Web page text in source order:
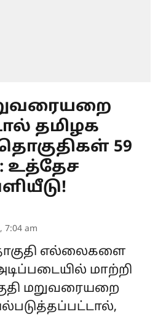
தமிழக
59
உத்தேச
7:04 am
எல்லைகளை
மாற்றி
மறுவரையறை